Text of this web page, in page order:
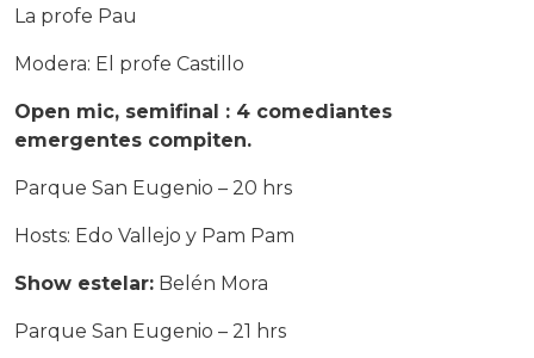
La profe Pau
Modera: El profe Castillo
Open mic, semifinal : 4 comediantes
emergentes compiten.
Parque San Eugenio – 20 hrs
Hosts: Edo Vallejo y Pam Pam
Show estelar: Belén Mora
Parque San Eugenio – 21 hrs